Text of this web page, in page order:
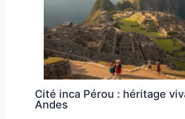
Cité inca Pérou : héritage
Andes